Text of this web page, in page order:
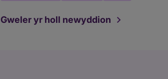
Gweler yr holl newyddion